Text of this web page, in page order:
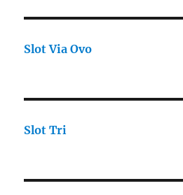
Slot Via Ovo
Slot Tri